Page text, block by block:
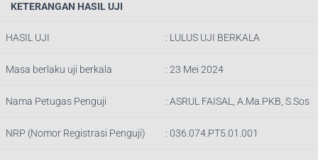
KETERANGAN HASIL UJI
HASIL UJI : LULUS UJI BERKALA
Masa berlaku uji berkala : 23 Mei 2024
Nama Petugas Penguji : ASRUL FAISAL, A.Ma.PKB, S.Sos
NRP (Nomor Registrasi Penguji) : 036.074.PT5.01.001